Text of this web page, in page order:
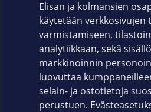
Elisan ja kolmansien
käytetään verkkosivujen
varmistamiseen,
analytiikkaan, sekä
markkinoinnin
luovuttaa
selain- ja ostotietoja
perustuen.